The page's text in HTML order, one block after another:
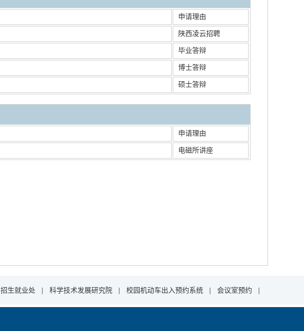
申请理由
陕西凌云招聘
毕业答辩
博士答辩
硕士答辩
申请理由
电磁所讲座
招生就业处 | 科学技术发展研究院 | 校园机动车出入预约系统 | 会议室预约 |